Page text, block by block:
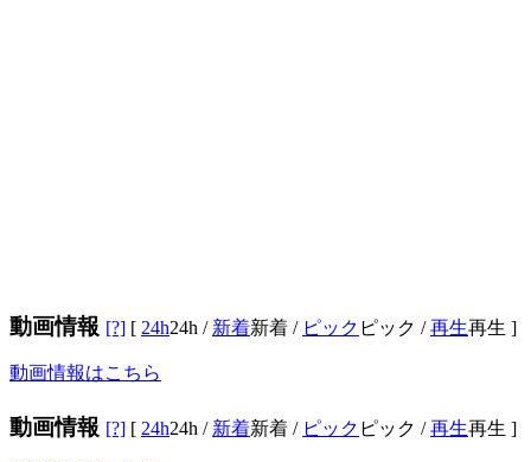
動画情報 [?] [ 24h24h / 新着新着 / ピック ピック /再生再生 ]
動画情報はこちら
動画情報 [?] [ 24h24h / 新着新着 / ピック ピック /再生再生 ]